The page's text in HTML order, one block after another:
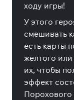
ходу игры!
У этого
смешивать
есть карты
желтого
их, чтобы
эффект
Порохового